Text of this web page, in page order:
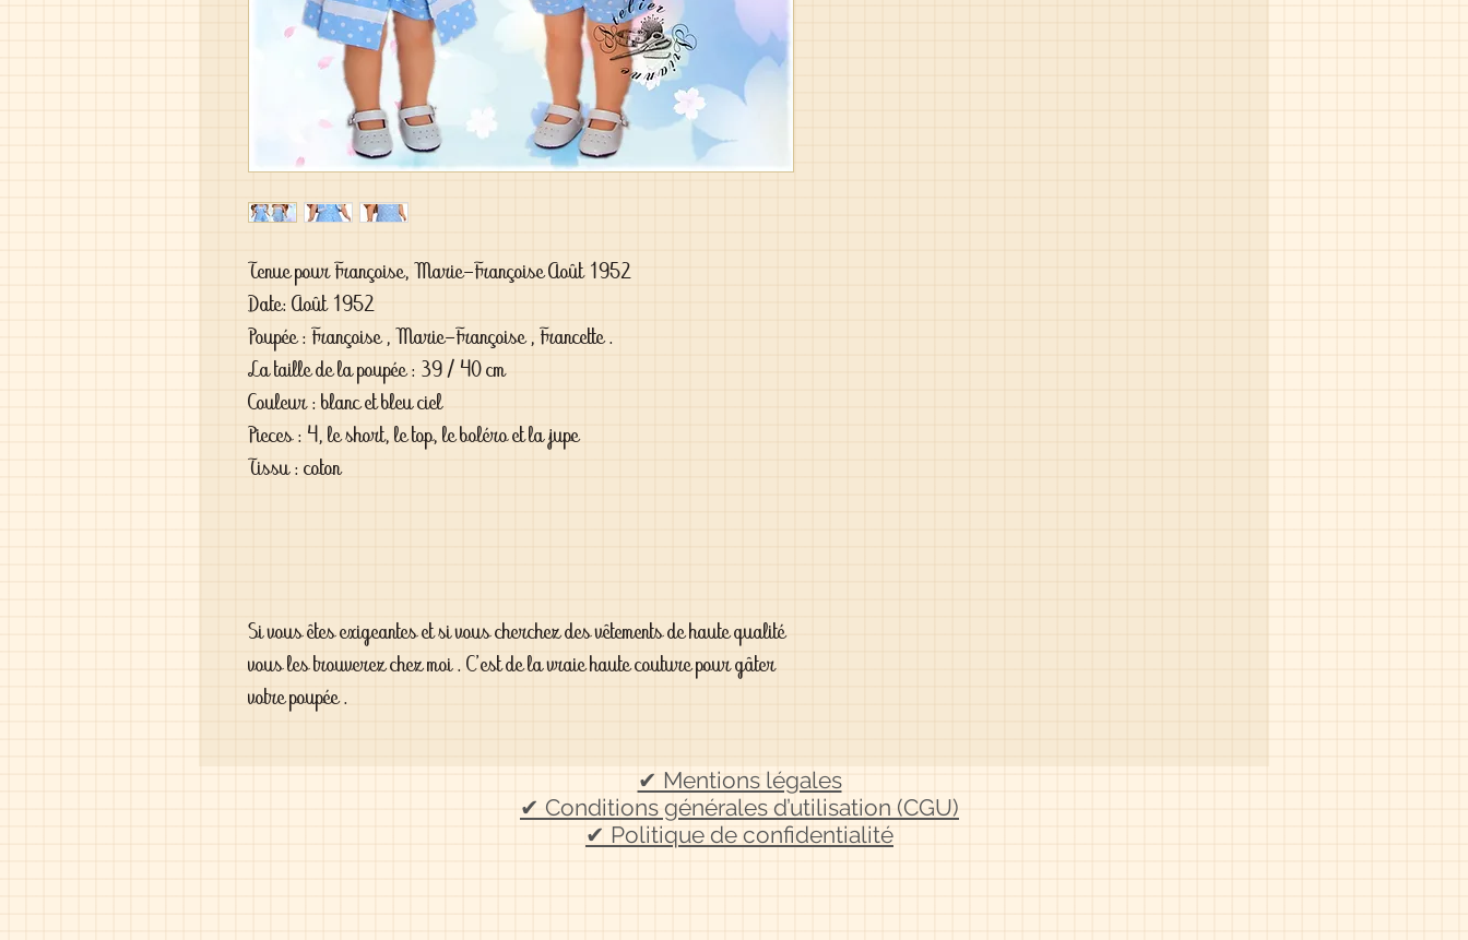
Tenue pour Françoise, Marie-Françoise Août 1952
Date: Août 1952
Poupée : Françoise , Marie-Françoise , Francette .
La taille de la poupée : 39 / 40 cm
Couleur : blanc et bleu ciel
Pieces : 4, le short, le top, le boléro et la jupe
Tissu : coton
Si vous êtes exigeantes et si vous cherchez des vêtements de haute qualité
vous les trouverez chez moi . C'est de la vraie haute couture pour gâter
votre poupée .
✔ Mentions légales
✔ Conditions générales d’utilisation (CGU)
✔ Politique de confidentialité